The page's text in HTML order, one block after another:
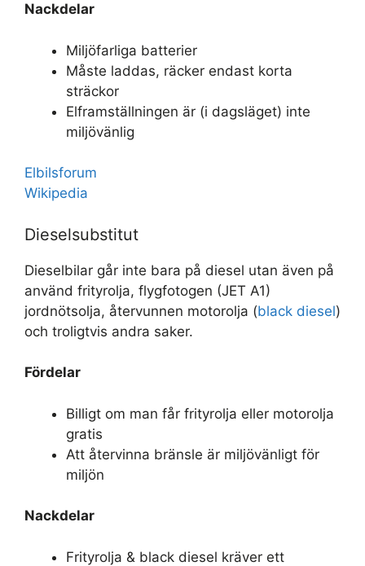
Nackdelar
Miljöfarliga batterier
Måste laddas, räcker endast korta
sträckor
Elframställningen är (i dagsläget) inte
miljövänlig
Elbilsforum
Wikipedia
Dieselsubstitut
Dieselbilar går inte bara på diesel utan även på
använd frityrolja, flygfotogen (JET A1)
jordnötsolja, återvunnen motorolja (black diesel)
och troligtvis andra saker.
Fördelar
Billigt om man får frityrolja eller motorolja
gratis
Att återvinna bränsle är miljövänligt för
miljön
Nackdelar
Frityrolja & black diesel kräver ett